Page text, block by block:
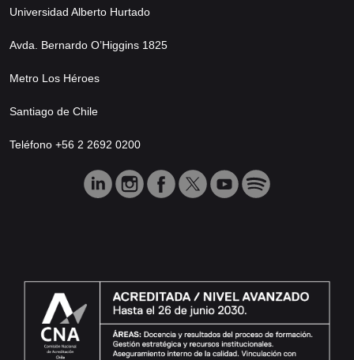
Universidad Alberto Hurtado
Avda. Bernardo O’Higgins 1825
Metro Los Héroes
Santiago de Chile
Teléfono +56 2 2692 0200